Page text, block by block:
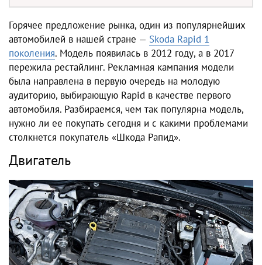
Горячее предложение рынка, один из популярнейших
автомобилей в нашей стране — Skoda Rapid 1
поколения. Модель появилась в 2012 году, а в 2017
пережила рестайлинг. Рекламная кампания модели
была направлена в первую очередь на молодую
аудиторию, выбирающую Rapid в качестве первого
автомобиля. Разбираемся, чем так популярна модель,
нужно ли ее покупать сегодня и с какими проблемами
столкнется покупатель «Шкода Рапид».
Двигатель